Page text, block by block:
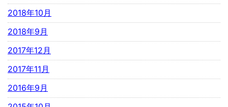
2018年10月
2018年9月
2017年12月
2017年11月
2016年9月